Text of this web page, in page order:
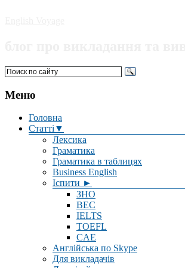
Меню
Головна
Статті▼
Лексика
Граматика
Граматика в таблицях
Business English
Іспити ►
ЗНО
BEC
IELTS
TOEFL
CAE
Англійська по Skype
Для викладачів